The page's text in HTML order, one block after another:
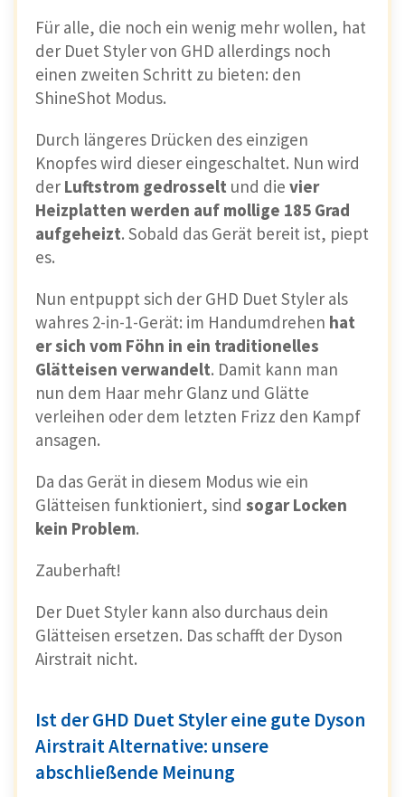
Für alle, die noch ein wenig mehr wollen, hat
der Duet Styler von GHD allerdings noch
einen zweiten Schritt zu bieten: den
ShineShot Modus.
Durch längeres Drücken des einzigen
Knopfes wird dieser eingeschaltet. Nun wird
der Luftstrom gedrosselt und die vier
Heizplatten werden auf mollige 185 Grad
aufgeheizt. Sobald das Gerät bereit ist, piept
es.
Nun entpuppt sich der GHD Duet Styler als
wahres 2-in-1-Gerät: im Handumdrehen hat
er sich vom Föhn in ein traditionelles
Glätteisen verwandelt. Damit kann man
nun dem Haar mehr Glanz und Glätte
verleihen oder dem letzten Frizz den Kampf
ansagen.
Da das Gerät in diesem Modus wie ein
Glätteisen funktioniert, sind sogar Locken
kein Problem.
Zauberhaft!
Der Duet Styler kann also durchaus dein
Glätteisen ersetzen. Das schafft der Dyson
Airstrait nicht.
Ist der GHD Duet Styler eine gute Dyson
Airstrait Alternative: unsere
abschließende Meinung